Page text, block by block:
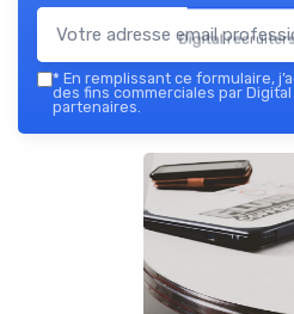
Digital
* En remplissant ce formulaire,
des fins commerciales par
partenaires.